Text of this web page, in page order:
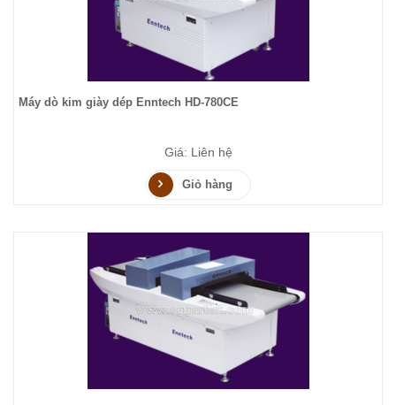
Máy dò kim giày dép Enntech HD-780CE
Giá: Liên hệ
Giỏ hàng